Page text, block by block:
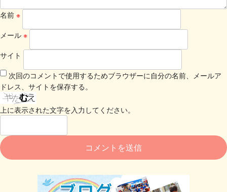
名前 ※
メール ※
サイト
次回のコメントで使用するためブラウザーに自分の名前、メールア
ドレス、サイトを保存する。
上に表示された文字を入力してください。